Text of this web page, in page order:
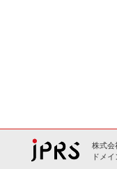
株式会
ドメ